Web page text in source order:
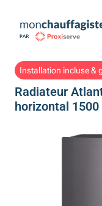
Installation incluse &
Radiateur
horizontal 1500